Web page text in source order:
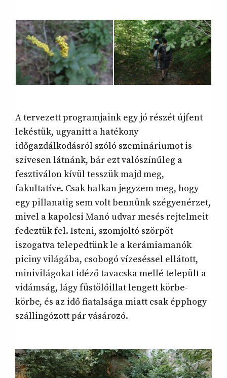
A tervezett programjaink egy jó részét újfent
lekéstük, ugyanitt a hatékony
időgazdálkodásról szóló szemináriumot is
szívesen látnánk, bár ezt valószínűleg a
fesztiválon kívül tesszük majd meg,
fakultatíve. Csak halkan jegyzem meg, hogy
egy pillanatig sem volt bennünk szégyenérzet,
mivel a kapolcsi Manó udvar mesés rejtelmeit
fedeztük fel. Isteni, szomjoltó szörpöt
iszogatva telepedtünk le a kerámiamanók
piciny világába, csobogó vízeséssel ellátott,
minivilágokat idéző tavacska mellé települt a
vidámság, lágy füstölőillat lengett körbe-
körbe, és az idő fiatalsága miatt csak épphogy
szállingózott pár vásározó.